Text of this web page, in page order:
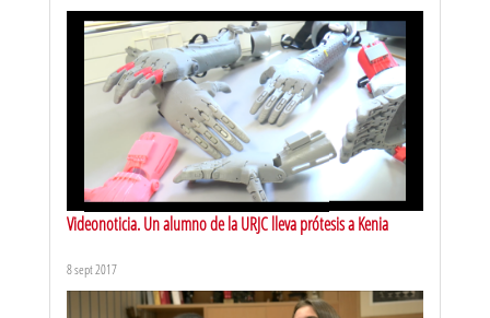
Videonoticia. Un alumno de la URJC lleva prótesis a Kenia
8 sept 2017